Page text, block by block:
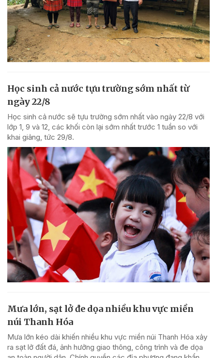
Học sinh cả nước tựu trường sớm nhất từ
ngày 22/8
Học sinh cả nước sẽ tựu trường sớm nhất vào ngày 22/8 với
lớp 1, 9 và 12, các khối còn lại sớm nhất trước 1 tuần so với
khai giảng, tức 29/8.
Mưa lớn, sạt lở đe dọa nhiều khu vực miền
núi Thanh Hóa
Mưa lớn kéo dài khiến nhiều khu vực miền núi Thanh Hóa xảy
ra sạt lở đất đá, ảnh hưởng giao thông, công trình và đe dọa